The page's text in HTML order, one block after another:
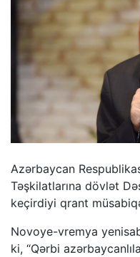
Azərbaycan
Təşkilatlarına dövlət
keçirdiyi qrant
Novoye-vremya
ki, “Qərbi